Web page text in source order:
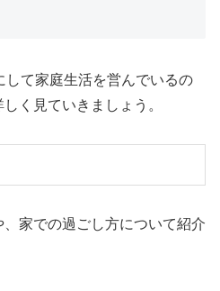
して家庭生活を営んでいるの
く見ていきましょう。
家での過ごし方について紹介